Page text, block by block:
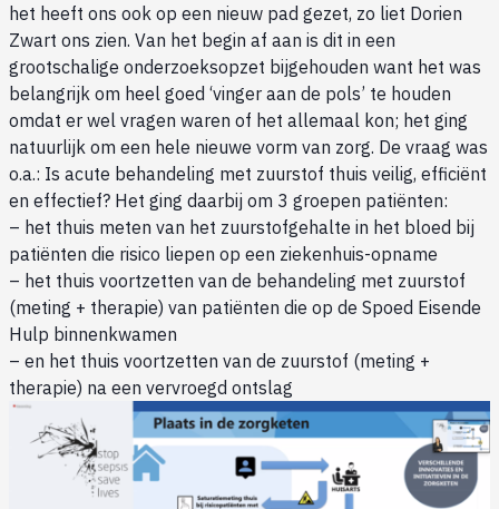
het heeft ons ook op een nieuw pad gezet, zo liet Dorien
Zwart ons zien. Van het begin af aan is dit in een
grootschalige onderzoeksopzet bijgehouden want het was
belangrijk om heel goed ‘vinger aan de pols’ te houden
omdat er wel vragen waren of het allemaal kon; het ging
natuurlijk om een hele nieuwe vorm van zorg. De vraag was
o.a.: Is acute behandeling met zuurstof thuis veilig, efficiënt
en effectief? Het ging daarbij om 3 groepen patiënten:
– het thuis meten van het zuurstofgehalte in het bloed bij
patiënten die risico liepen op een ziekenhuis-opname
– het thuis voortzetten van de behandeling met zuurstof
(meting + therapie) van patiënten die op de Spoed Eisende
Hulp binnenkwamen
– en het thuis voortzetten van de zuurstof (meting +
therapie) na een vervroegd ontslag